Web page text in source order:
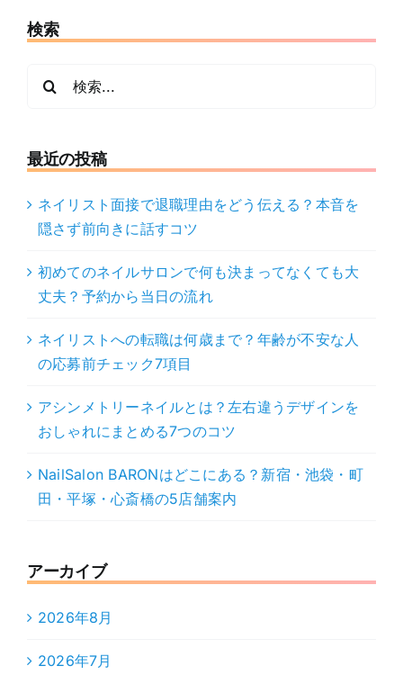
検索
最近の投稿
ネイリスト面接で退職理由をどう伝える？本音を
隠さず前向きに話すコツ
初めてのネイルサロンで何も決まってなくても大
丈夫？予約から当日の流れ
ネイリストへの転職は何歳まで？年齢が不安な人
の応募前チェック7項目
アシンメトリーネイルとは？左右違うデザインを
おしゃれにまとめる7つのコツ
NailSalon BARONはどこにある？新宿・池袋・町
田・平塚・心斎橋の5店舗案内
アーカイブ
2026年8月
2026年7月